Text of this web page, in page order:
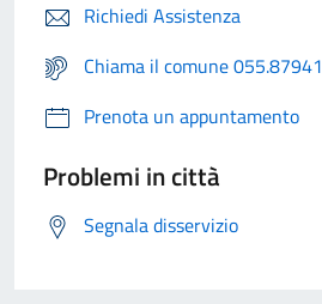
Richiedi Assistenza
Chiama il comune 055.87941
Prenota un appuntamento
Problemi in città
Segnala disservizio